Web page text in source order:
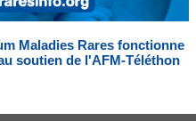
Maladies Rares fonctionne
soutien de l'AFM-Téléthon